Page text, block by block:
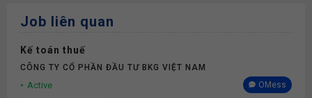
Job liên quan
Kế toán thuế
CÔNG TY CỔ PHẦN ĐẦU TƯ BKG VIỆT NAM
Active OMess